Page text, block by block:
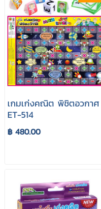
เกมเก่งคณิต พิชิตอวกาศ
ET-514
฿ 480.00